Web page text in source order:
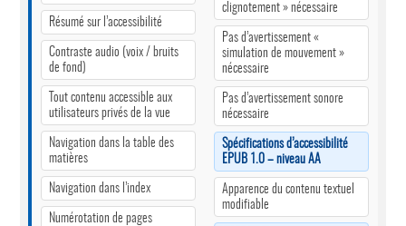
Résumé sur l’accessibilité
Contraste audio (voix / bruits
de fond)
Tout contenu accessible aux
utilisateurs privés de la vue
Navigation dans la table des
matières
Navigation dans l’index
Numérotation de pages
clignotement » nécessaire
Pas d’avertissement «
simulation de mouvement »
nécessaire
Pas d’avertissement sonore
nécessaire
Spécifications d’accessibilité
EPUB 1.0 – niveau AA
Apparence du contenu textuel
modifiable